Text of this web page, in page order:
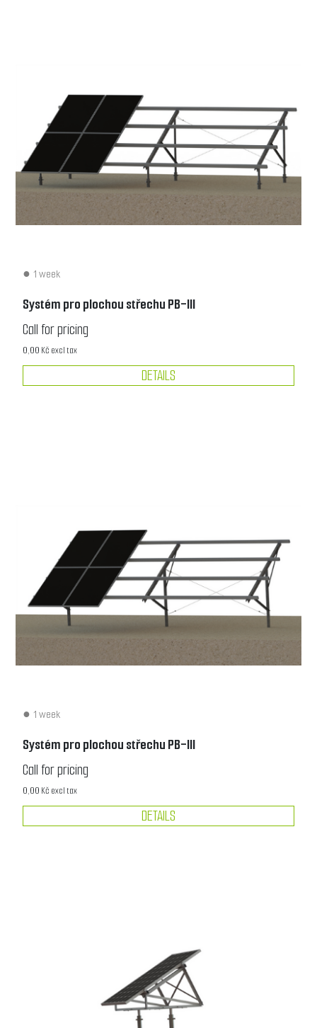
1 week
Systém pro plochou střechu PB-III
Call for pricing
0,00 Kč excl tax
DETAILS
1 week
Systém pro plochou střechu PB-III
Call for pricing
0,00 Kč excl tax
DETAILS